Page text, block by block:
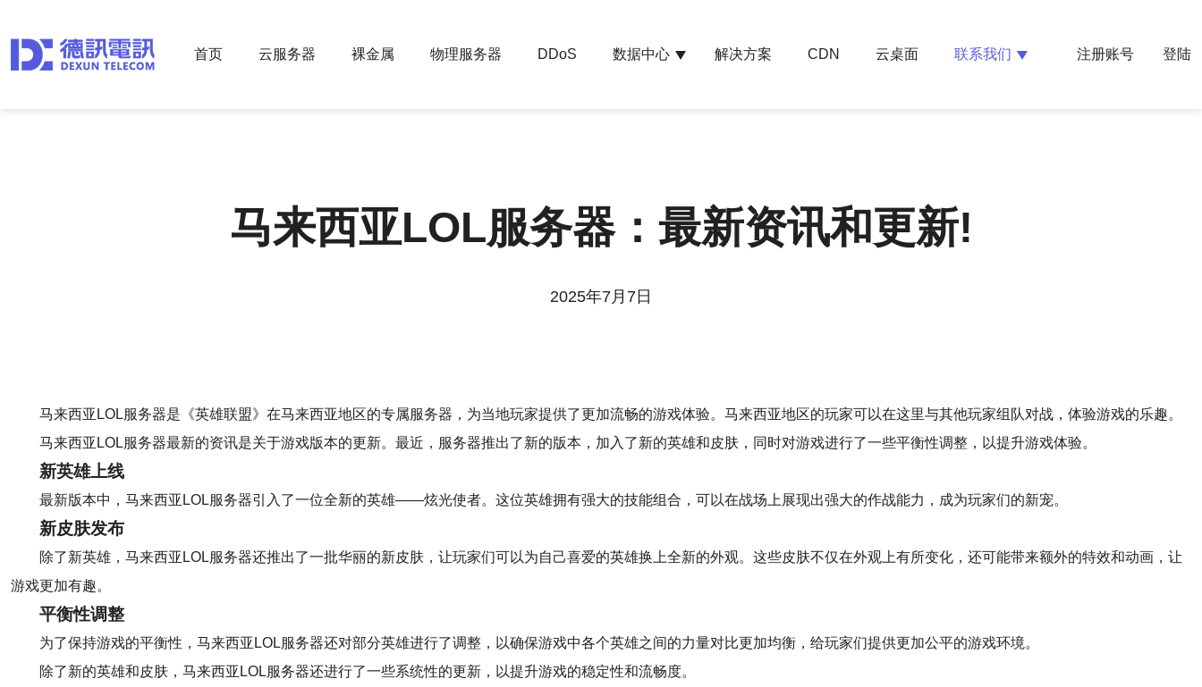
首页 云服务器 裸金属 物理服务器 DDoS 数据中心 解决方案 CDN 云桌面 联系我们 注册账号 登陆
马来西亚LOL服务器：最新资讯和更新!
2025年7月7日
马来西亚LOL服务器是《英雄联盟》在马来西亚地区的专属服务器，为当地玩家提供了更加流畅的游戏体验。马来西亚地区的玩家可以在这里与其他玩家组队对战，体验游戏的乐趣。
马来西亚LOL服务器最新的资讯是关于游戏版本的更新。最近，服务器推出了新的版本，加入了新的英雄和皮肤，同时对游戏进行了一些平衡性调整，以提升游戏体验。
新英雄上线
最新版本中，马来西亚LOL服务器引入了一位全新的英雄——炫光使者。这位英雄拥有强大的技能组合，可以在战场上展现出强大的作战能力，成为玩家们的新宠。
新皮肤发布
除了新英雄，马来西亚LOL服务器还推出了一批华丽的新皮肤，让玩家们可以为自己喜爱的英雄换上全新的外观。这些皮肤不仅在外观上有所变化，还可能带来额外的特效和动画，让
游戏更加有趣。
平衡性调整
为了保持游戏的平衡性，马来西亚LOL服务器还对部分英雄进行了调整，以确保游戏中各个英雄之间的力量对比更加均衡，给玩家们提供更加公平的游戏环境。
除了新的英雄和皮肤，马来西亚LOL服务器还进行了一些系统性的更新，以提升游戏的稳定性和流畅度。